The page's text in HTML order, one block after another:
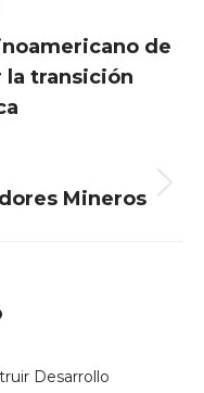
de
la transición
Mineros
Desarrollo